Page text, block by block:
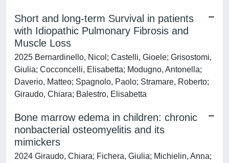
Short and long-term Survival in patients
with Idiopathic Pulmonary Fibrosis and
Muscle Loss
2025 Bernardinello, Nicol; Castelli, Gioele; Grisostomi,
Giulia; Cocconcelli, Elisabetta; Modugno, Antonella;
Daverio, Matteo; Spagnolo, Paolo; Stramare, Roberto;
Giraudo, Chiara; Balestro, Elisabetta
Bone marrow edema in children: chronic
nonbacterial osteomyelitis and its
mimickers
2024 Giraudo, Chiara; Fichera, Giulia; Michielin, Anna;